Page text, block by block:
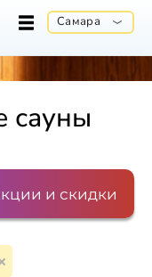
Самара
сауны
и скидки